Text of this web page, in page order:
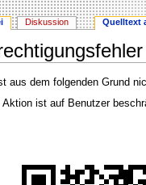
aus dem folgenden Grund
Aktion ist auf Benutzer
Diskussion Quelltext